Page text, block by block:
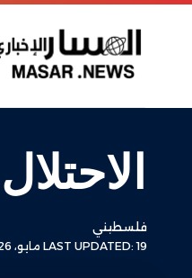
LAST UPDATED: 19 مايو، 2026 9:19 م
فلسطيني